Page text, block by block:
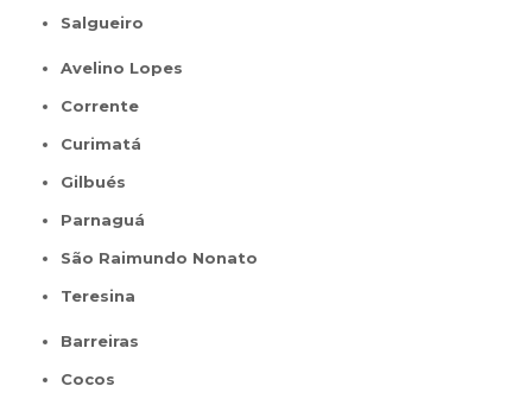
Salgueiro
Avelino Lopes
Corrente
Curimatá
Gilbués
Parnaguá
São Raimundo Nonato
Teresina
Barreiras
Cocos